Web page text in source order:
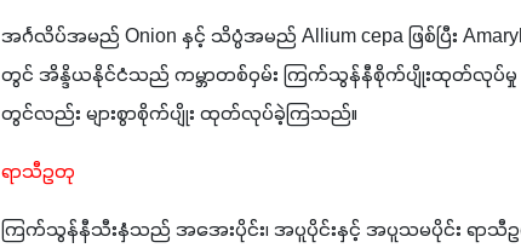
အင်္ဂလိပ်အမည် Onion နှင့် သိပ္ပံအမည် Allium cepa ဖြစ်ပြီး
တွင် အိန္ဒိယနိုင်ငံသည် ကမ္ဘာတစ်ဝှမ်း ကြက်သွန်နီစိုက်ပျိုးထုတ်လုပ်မှု
တွင်လည်း များစွာစိုက်ပျိုး ထုတ်လုပ်ခဲ့ကြသည်။
ရာသီဥတု
ကြက်သွန်နီသီးနှံသည် အအေးပိုင်း၊ အပူပိုင်းနှင့် အပူသမပိုင်း ရာသီဥ